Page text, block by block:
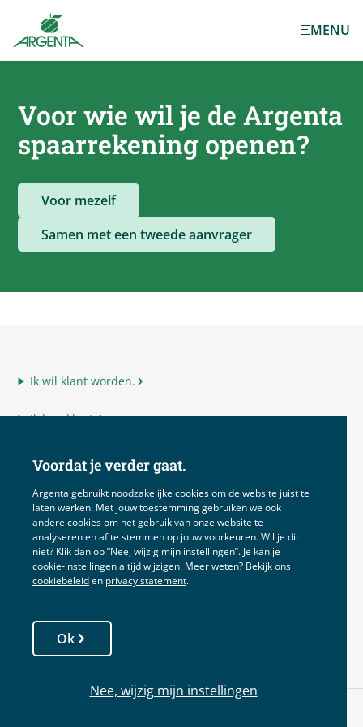
Ga naar de
hoofdinhoud
Voordat je verder gaat.
Argenta gebruikt noodzakelijke cookies om de website juist te
laten werken. Met jouw toestemming gebruiken we ook
andere cookies om het gebruik van onze website te
analyseren en af te stemmen op jouw voorkeuren. Wil je dit
niet? Klik dan op “Nee, wijzig mijn instellingen”. Je kan je
cookie‑instellingen altijd wijzigen. Meer weten? Bekijk ons
cookiebeleiden privacy statement.
Ok
Nee, wijzig mijn instellingen
MENU
Voor wie wil je deArgenta
spaarrekening openen?
Voor mezelf
Samen met een tweede aanvrager
Ik wil klant worden.
Ik ben klant.
Ik ben adviseur.
Ik ben Argenta.
Disclaimer
Privacy
Cookies